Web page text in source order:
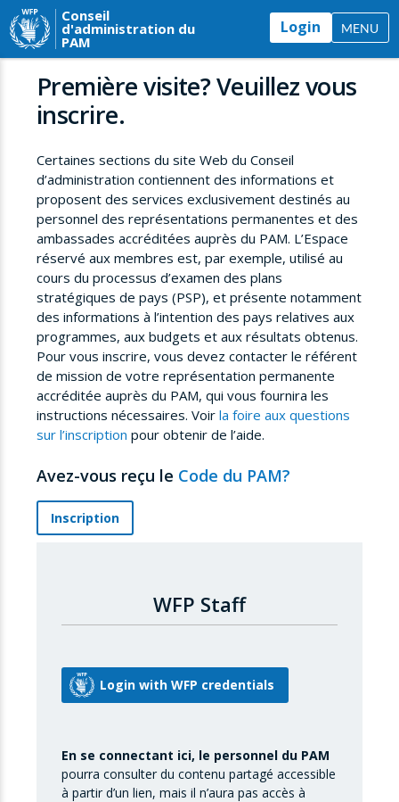
Conseil
d'administration du
PAM
Login MENU
Première visite? Veuillez vous
inscrire.
Certaines sections du site Web du Conseil
d’administration contiennent des informations et
proposent des services exclusivement destinés au
personnel des représentations permanentes et des
ambassades accréditées auprès du PAM. L’Espace
réservé aux membres est, par exemple, utilisé au
cours du processus d’examen des plans
stratégiques de pays (PSP), et présente notamment
des informations à l’intention des pays relatives aux
programmes, aux budgets et aux résultats obtenus.
Pour vous inscrire, vous devez contacter le référent
de mission de votre représentation permanente
accréditée auprès du PAM, qui vous fournira les
instructions nécessaires. Voir la foire aux questions
sur l’inscription pour obtenir de l’aide.
Avez-vous reçu le Code du PAM?
Inscription
WFP Staff
En se connectant ici, le personnel du PAM
pourra consulter du contenu partagé accessible
à partir d’un lien, mais il n’aura pas accès à